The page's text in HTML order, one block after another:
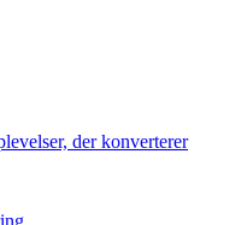
der konverterer